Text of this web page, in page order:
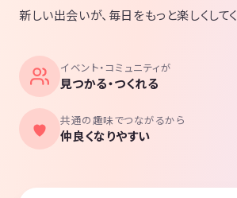
新しい出会いが、毎日をもっと楽しくしてく
イベント・コミュニティが
見つかる・つくれる
共通の趣味でつながるから
仲良くなりやすい